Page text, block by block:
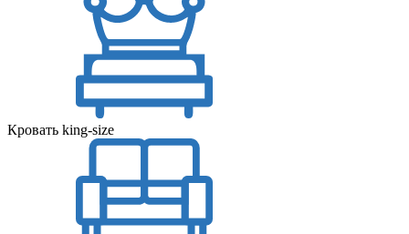
Кровать king-size